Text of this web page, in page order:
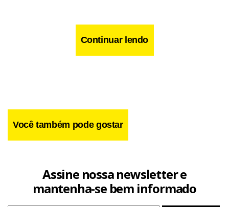
Continuar lendo
Você também pode gostar
Assine nossa newsletter e
mantenha-se bem informado